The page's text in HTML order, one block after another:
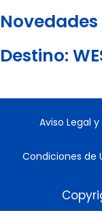
Novedades
Destino:
Aviso Legal y
Condiciones de